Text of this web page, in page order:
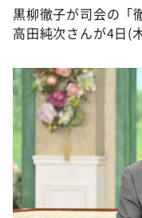
て真剣です
探偵！ナイトス
news おかえり
河合＆A.B.C-Z塚
（news おかえり
DAIGOも台所 ～
本日はダイアン
朝だ！生です旅サ
教えて！ニュー
黒柳徹子が司会の「
高田純次さんが4日(